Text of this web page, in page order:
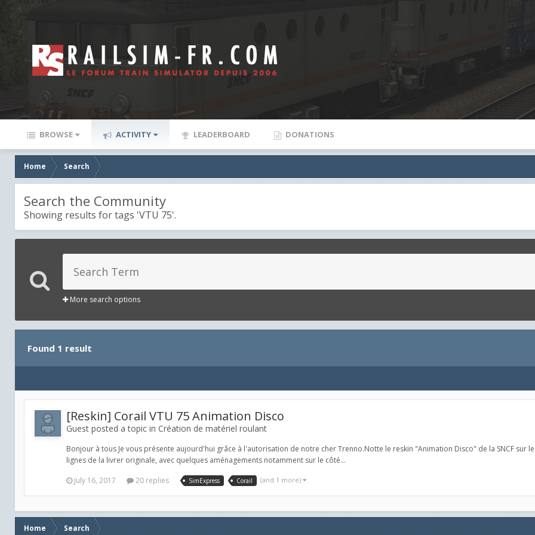
BROWSE ACTIVITY LEADERBOARD DONATIONS
Home Search
Search the Community
Showing results for tags 'VTU 75'.
More search options
Found 1 result
[Reskin] Corail VTU 75 Animation Disco
Guest posted a topic in Création de matériel roulant
Bonjour à tous Je vous présente aujourd'hui grâce à l'autorisation de notre cher Trenno.Notte le reskin "Animation Disco" de la SNCF sur
lignes de la livrer originale, avec quelques aménagements notamment sur le côté...
July 16, 2017
20 replies SimExpress Corail (and 1 more)
Home Search